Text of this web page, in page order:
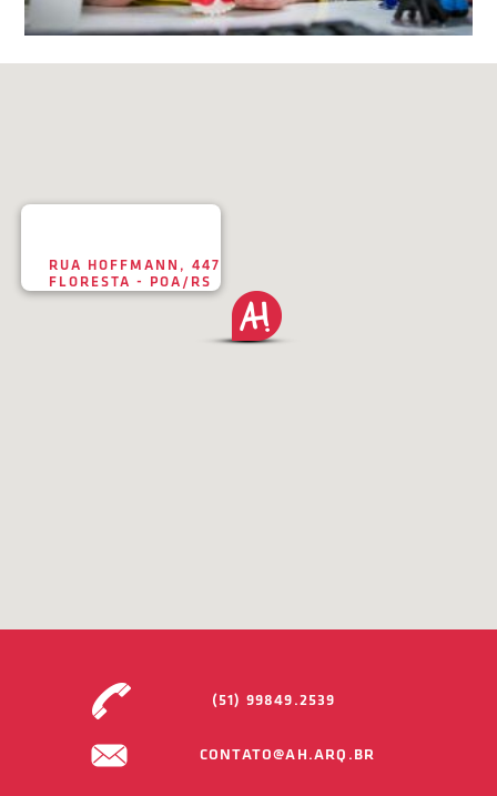
RUA HOFFMANN, 447
FLORESTA - POA/RS
(51) 99849.2539
CONTATO@AH.ARQ.BR